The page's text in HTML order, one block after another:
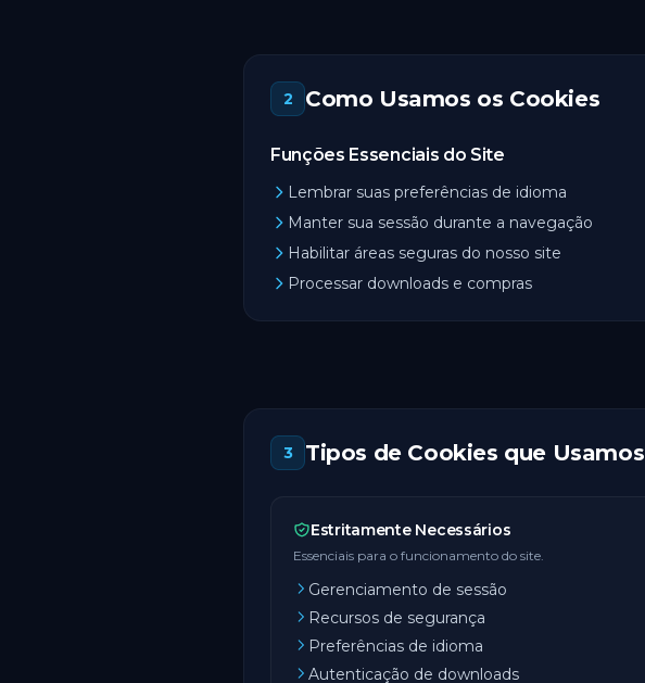
2 Como Usamos os Cookies
Funções Essenciais do Site
Lembrar suas preferências de idioma
Manter sua sessão durante a navegação
Habilitar áreas seguras do nosso site
Processar downloads e compras
3 Tipos de Cookies que Usamos
Estritamente Necessários
Essenciais para o funcionamento do site.
Gerenciamento de sessão
Recursos de segurança
Preferências de idioma
Autenticação de downloads